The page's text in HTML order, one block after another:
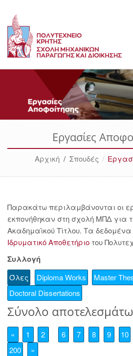
Εργασίες
Αρχική/ Σπουδές
Παρακάτω περιλαμβάνονται οι
εκπονήθηκαν στη σχολή ΜΠΔ για
Ακαδημαϊκού Τίτλου. Τα
Ιδρυματικό Αποθετήριο του
Συλλογή
Όλες Diploma Works
Master
Doctoral Dissertations
Σύνολο
« 1 2 6 7 8 9 10
200
»